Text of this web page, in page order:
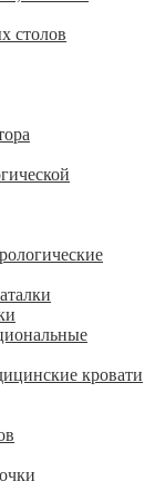
столов
кровати